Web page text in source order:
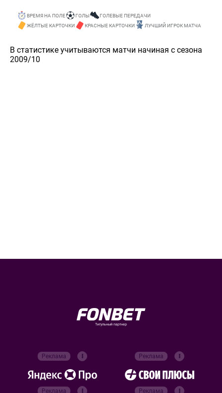
ВРЕМЯ НА ПОЛЕ ГОЛЫ
ГОЛЕВЫЕ ПЕРЕДАЧИ
ЖЁЛТЫЕ КАРТОЧКИ
КРАСНЫЕ КАРТОЧКИ ЛУЧШИЙ ИГРОК МАТЧА
В статистике учитываются матчи начиная с сезона
2009/10
Титульный партнер
Реклама Реклама
Реклама Реклама